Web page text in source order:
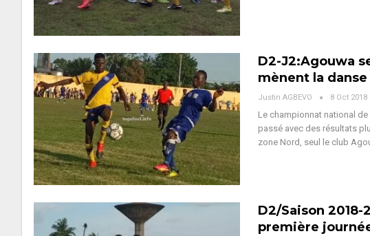
D2-J2:Agouwa
mènent la
Justin AGBEVO 8 Oct 2018
Le championnat national
passé avec des résultats
zone Nord, seul le club
D2/Saison
première